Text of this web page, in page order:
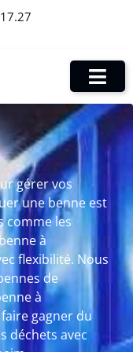
gérer vos
une benne est
comme les
à
flexibilité. Nous
de
à
gagner du
déchets avec